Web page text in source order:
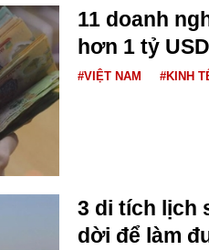
11 doanh
hơn 1 tỷ
#VIỆT NAM #KINH
3 di tích lịch
dời để làm